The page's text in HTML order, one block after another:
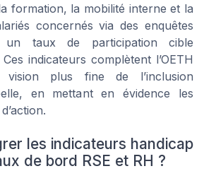
formation, la mobilité interne et la
concernés via des enquêtes
un taux de participation cible
indicateurs complètent l’OETH
plus fine de l’inclusion
en mettant en évidence les
les indicateurs handicap
de bord RSE et RH ?